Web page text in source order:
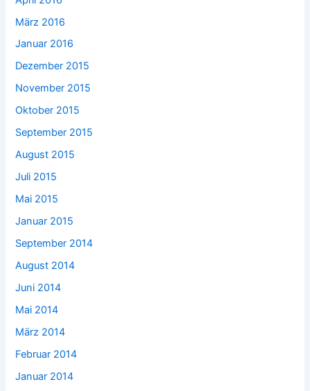
März 2016
Januar 2016
Dezember 2015
November 2015
Oktober 2015
September 2015
August 2015
Juli 2015
Mai 2015
Januar 2015
September 2014
August 2014
Juni 2014
Mai 2014
März 2014
Februar 2014
Januar 2014